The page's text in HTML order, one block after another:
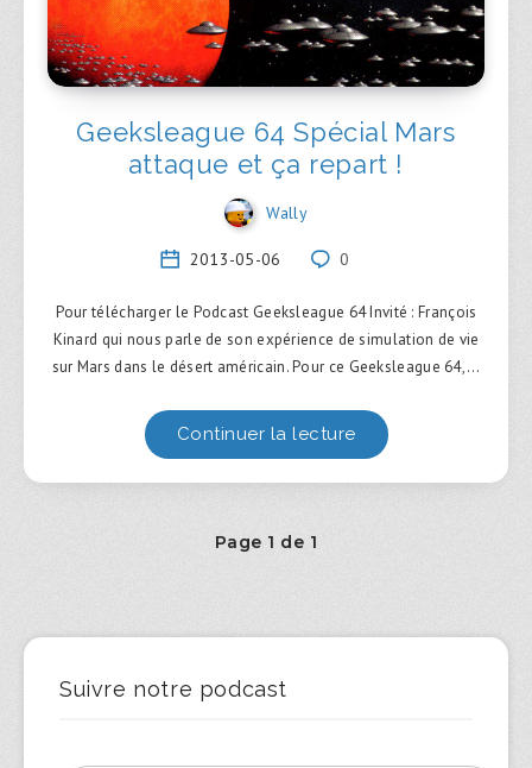
Geeksleague 64 Spécial Mars
attaque et ça repart !
Wally
2013-05-06 0
Pour télécharger le Podcast Geeksleague 64 Invité : François
Kinard qui nous parle de son expérience de simulation de vie
sur Mars dans le désert américain. Pour ce Geeksleague 64,…
Continuer la lecture
Page 1 de 1
Suivre notre podcast